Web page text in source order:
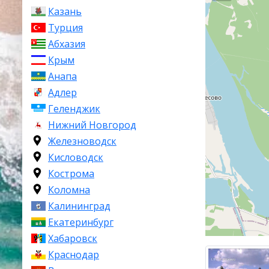
Казань
Турция
Абхазия
Крым
Анапа
Адлер
Геленджик
Нижний Новгород
Железноводск
Кисловодск
Кострома
Коломна
Калининград
Екатеринбург
Хабаровск
Краснодар